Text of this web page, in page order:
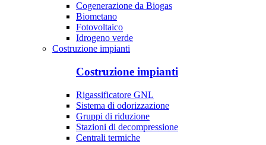
Cogenerazione da Biogas
Biometano
Fotovoltaico
Idrogeno verde
Costruzione impianti
Costruzione impianti
Rigassificatore GNL
Sistema di odorizzazione
Gruppi di riduzione
Stazioni di decompressione
Centrali termiche